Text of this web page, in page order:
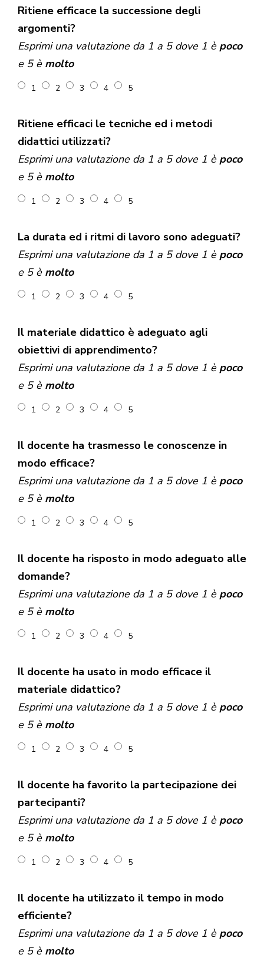
Ritiene efficace la successione degli
argomenti?
Esprimi una valutazione da 1 a 5 dove 1 è poco
e 5 è molto
1 2 3 4 5
Ritiene efficaci le tecniche ed i metodi
didattici utilizzati?
Esprimi una valutazione da 1 a 5 dove 1 è poco
e 5 è molto
1 2 3 4 5
La durata ed i ritmi di lavoro sono adeguati?
Esprimi una valutazione da 1 a 5 dove 1 è poco
e 5 è molto
1 2 3 4 5
Il materiale didattico è adeguato agli
obiettivi di apprendimento?
Esprimi una valutazione da 1 a 5 dove 1 è poco
e 5 è molto
1 2 3 4 5
Il docente ha trasmesso le conoscenze in
modo efficace?
Esprimi una valutazione da 1 a 5 dove 1 è poco
e 5 è molto
1 2 3 4 5
Il docente ha risposto in modo adeguato alle
domande?
Esprimi una valutazione da 1 a 5 dove 1 è poco
e 5 è molto
1 2 3 4 5
Il docente ha usato in modo efficace il
materiale didattico?
Esprimi una valutazione da 1 a 5 dove 1 è poco
e 5 è molto
1 2 3 4 5
Il docente ha favorito la partecipazione dei
partecipanti?
Esprimi una valutazione da 1 a 5 dove 1 è poco
e 5 è molto
1 2 3 4 5
Il docente ha utilizzato il tempo in modo
efficiente?
Esprimi una valutazione da 1 a 5 dove 1 è poco
e 5 è molto